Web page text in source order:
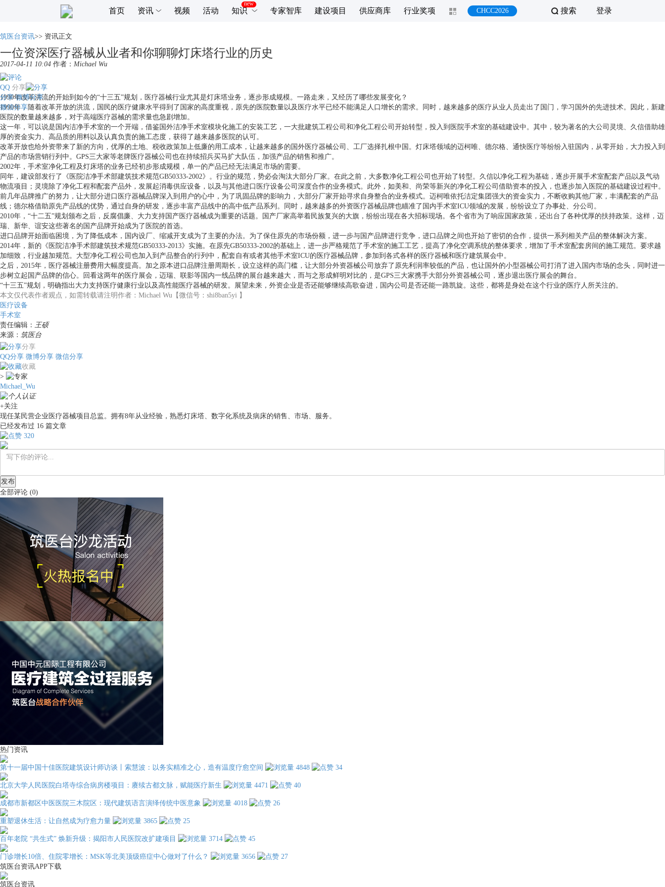
登录
搜索
首页 资讯 视频 活动 知识 专家智库 建设项目 供应商库 行业奖项 CHCC2026
筑医台资讯>> 资讯正文
一位资深医疗器械从业者和你聊聊灯床塔行业的历史
2017-04-11 10:04 作者： Michael Wu
分享
QQ
分享 微博分享
微信分享
1990年改革洪流的开始到如今的“十三五”规划，医疗器械行业尤其是灯床塔业务，逐步形成规模。一路走来，又经历了哪些发展变化？
1990年，随着改革开放的洪流，国民的医疗健康水平得到了国家的高度重视，原先的医院数量以及医疗水平已经不能满足人口增长的需求。同时，越来越多的医疗从业人员走出了国门，学习国外的先进技术。因此，新建
医院的数量越来越多，对于高端医疗器械的需求量也急剧增加。
这一年，可以说是国内洁净手术室的一个开端，借鉴国外洁净手术室模块化施工的安装工艺，一大批建筑工程公司和净化工程公司开始转型，投入到医院手术室的基础建设中。其中，较为著名的大公司灵境、久信借助雄
厚的资金实力、高品质的用料以及认真负责的施工态度，获得了越来越多医院的认可。
改革开放也给外资带来了新的方向，优厚的土地、税收政策加上低廉的用工成本，让越来越多的国外医疗器械公司、工厂选择扎根中国。灯床塔领域的迈柯唯、德尔格、通快医疗等纷纷入驻国内，从零开始，大力投入到
产品的市场营销行列中。GPS三大家等老牌医疗器械公司也在持续招兵买马扩大队伍，加强产品的销售和推广。
2002年，手术室净化工程及灯床塔的业务已经初步形成规模，单一的产品已经无法满足市场的需要。
同年，建设部发行了《医院洁净手术部建筑技术规范GB50333-2002》。行业的规范，势必会淘汰大部分厂家。在此之前，大多数净化工程公司也开始了转型。久信以净化工程为基础，逐步开展手术室配套产品以及气动
物流项目；灵境除了净化工程和配套产品外，发展起消毒供应设备，以及与其他进口医疗设备公司深度合作的业务模式。此外，如美和、尚荣等新兴的净化工程公司借助资本的投入，也逐步加入医院的基础建设过程中。
前几年品牌推广的努力，让大部分进口医疗器械品牌深入到用户的心中，为了巩固品牌的影响力，大部分厂家开始寻求自身整合的业务模式。迈柯唯依托洁定集团强大的资金实力，不断收购其他厂家，丰满配套的产品
线；德尔格借助原先产品线的优势，通过自身的研发，逐步丰富产品线中的高中低产品系列。同时，越来越多的外资医疗器械品牌也瞄准了国内手术室ICU领域的发展，纷纷设立了办事处、分公司。
2010年，“十二五”规划颁布之后，反腐倡廉、大力支持国产医疗器械成为重要的话题。国产厂家高举着民族复兴的大旗，纷纷出现在各大招标现场。各个省市为了响应国家政策，还出台了各种优厚的扶持政策。这样，迈
瑞、新华、谊安这些著名的国产品牌开始成为了医院的首选。
进口品牌开始面临困境，为了降低成本，国内设厂、缩减开支成为了主要的办法。为了保住原先的市场份额，进一步与国产品牌进行竞争，进口品牌之间也开始了密切的合作，提供一系列相关产品的整体解决方案。
2014年，新的《医院洁净手术部建筑技术规范GB50333-2013》实施。在原先GB50333-2002的基础上，进一步严格规范了手术室的施工工艺，提高了净化空调系统的整体要求，增加了手术室配套房间的施工规范。要求越
加细致，行业越加规范。大型净化工程公司也加入到产品整合的行列中，配套自有或者其他手术室ICU的医疗器械品牌，参加到各式各样的医疗器械和医疗建筑展会中。
之后，2015年，医疗器械注册费用大幅度提高。加之原本进口品牌注册周期长，设立这样的高门槛，让大部分外资器械公司放弃了原先利润率较低的产品，也让国外的小型器械公司打消了进入国内市场的念头，同时进一
步树立起国产品牌的信心。回看这两年的医疗展会，迈瑞、联影等国内一线品牌的展台越来越大，而与之形成鲜明对比的，是GPS三大家携手大部分外资器械公司，逐步退出医疗展会的舞台。
“十三五”规划，明确指出大力支持医疗健康行业以及高性能医疗器械的研发。展望未来，外资企业是否还能够继续高歌奋进，国内公司是否还能一路凯旋。这些，都将是身处在这个行业的医疗人所关注的。
本文仅代表作者观点，如需转载请注明作者：Michael Wu【微信号：shi8ban5yi 】
医疗设备
手术室
责任编辑： 王硕
来源： 筑医台
分享
QQ分享 微博分享 微信分享
收藏
>
Michael_Wu
+关注
现任某民营企业医疗器械项目总监。拥有8年从业经验，熟悉灯床塔、数字化系统及病床的销售、市场、服务。
已经发布过 16 篇文章
320
发布
全部评论 (0)
热门资讯
第十一届中国十佳医院建筑设计师访谈丨索慧波：以务实精准之心，造有温度疗愈空间 4848 34
北京大学人民医院白塔寺综合病房楼项目：赓续古都文脉，赋能医疗新生 4471 40
成都市新都区中医医院三木院区：现代建筑语言演绎传统中医意象 4018 26
重塑退休生活：让自然成为疗愈力量 3865 25
百年老院 “共生式” 焕新升级：揭阳市人民医院改扩建项目 3714 45
门诊增长10倍、住院零增长：MSK等北美顶级癌症中心做对了什么？ 3656
27
筑医台资讯APP下载
筑医台资讯